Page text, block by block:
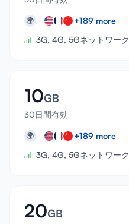
🌍 +189 more
3G, 4G, 5Gネットワーク
10GB
30日間有効
🌍 +189 more
3G, 4G, 5Gネットワーク
20GB